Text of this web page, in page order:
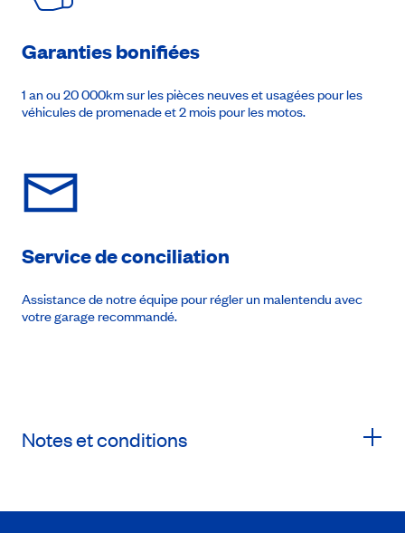
Garanties bonifiées
1 an ou 20 000km sur les pièces neuves et usagées pour les
véhicules de promenade et 2 mois pour les motos.
Service de conciliation
Assistance de notre équipe pour régler un malentendu avec
votre garage recommandé.
Notes et conditions